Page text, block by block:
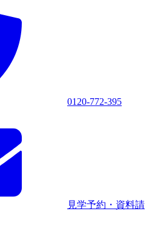
0120-772-395
見学予約・資料請